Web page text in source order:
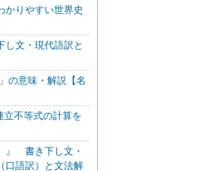
りやすい世界史
し文・現代語訳と
の意味・解説【名
立不等式の計算を
』 書き下し文・
口語訳）と文法解